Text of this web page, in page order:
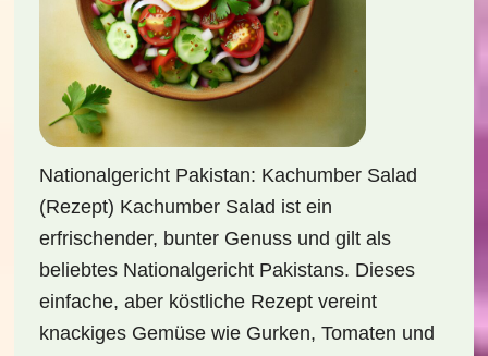
Nationalgericht Pakistan: Kachumber Salad
(Rezept) Kachumber Salad ist ein
erfrischender, bunter Genuss und gilt als
beliebtes Nationalgericht Pakistans. Dieses
einfache, aber köstliche Rezept vereint
knackiges Gemüse wie Gurken, Tomaten und